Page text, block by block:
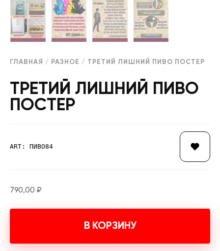
ГЛАВНАЯ / РАЗНОЕ / ТРЕТИЙ ЛИШНИЙ ПИВО ПОСТЕР
ТРЕТИЙ ЛИШНИЙ ПИВО
ПОСТЕР
ART: ПИВО84
790,00 ₽
В КОРЗИНУ